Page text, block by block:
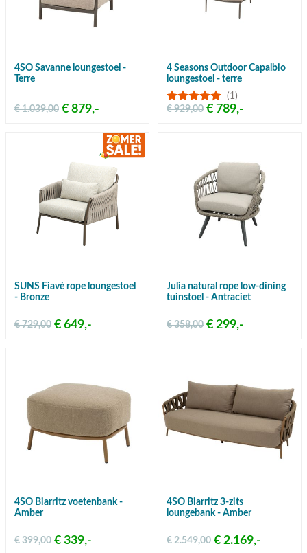
4SO Savanne loungestoel -
Terre
€ 879,-
€ 1.039,00
4 Seasons Outdoor Capalbio
loungestoel - terre
(1)
€ 789,-
€ 929,00
SUNS Fiavè rope loungestoel
- Bronze
€ 649,-
€ 729,00
Julia natural rope low-dining
tuinstoel - Antraciet
€ 299,-
€ 358,00
4SO Biarritz voetenbank -
Amber
€ 339,-
€ 399,00
4SO Biarritz 3-zits
loungebank - Amber
€ 2.169,-
€ 2.549,00